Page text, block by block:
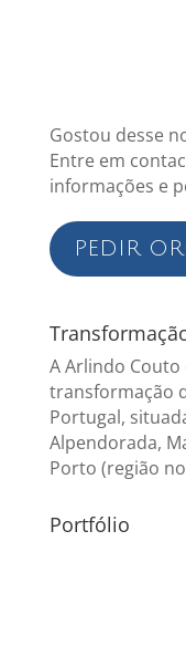
Gostou desse
Entre em
informações e
PEDIR
A Arlindo
transformação
Portugal,
Alpendorada,
Porto (região
Portfólio